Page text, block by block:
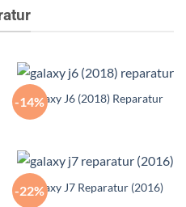
-14%
Galaxy J6 (2018) Reparatur
-22%
Galaxy J7 Reparatur (2016)